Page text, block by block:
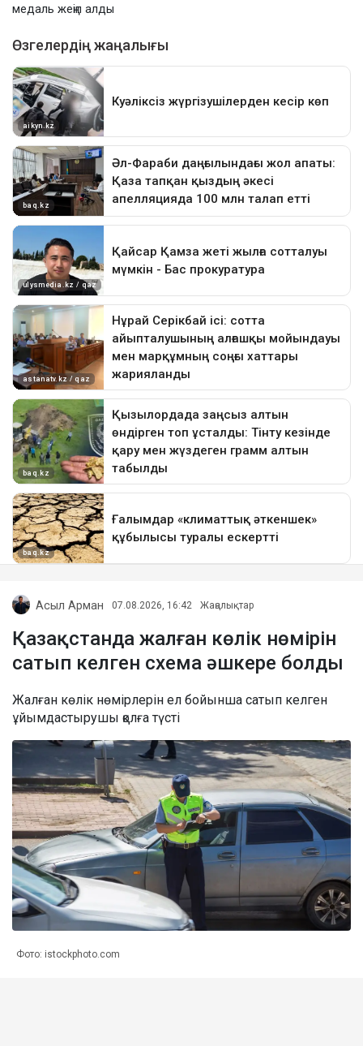
медаль жеңіп алды
Асыл Арман 07.08.2026, 16:42 Жаңалықтар
Қазақстанда жалған көлік нөмірін
сатып келген схема әшкере болды
Жалған көлік нөмірлерін ел бойынша сатып келген
ұйымдастырушы қолға түсті
Фото: istockphoto.com